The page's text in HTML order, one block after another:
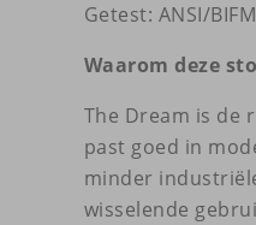
Getest: ANSI/
Waarom deze
The Dream is de
past goed in
minder
wisselende